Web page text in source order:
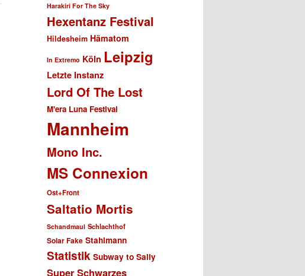
Harakiri For The Sky
Hexentanz Festival
Hildesheim Hämatom
In Extremo Köln Leipzig
Letzte Instanz
Lord Of The Lost
M'era Luna Festival
Mannheim
Mono Inc.
MS Connexion
Ost+Front
Saltatio Mortis
Schandmaul Schlachthof
Solar Fake Stahlmann
Statistik Subway to Sally
Super Schwarzes